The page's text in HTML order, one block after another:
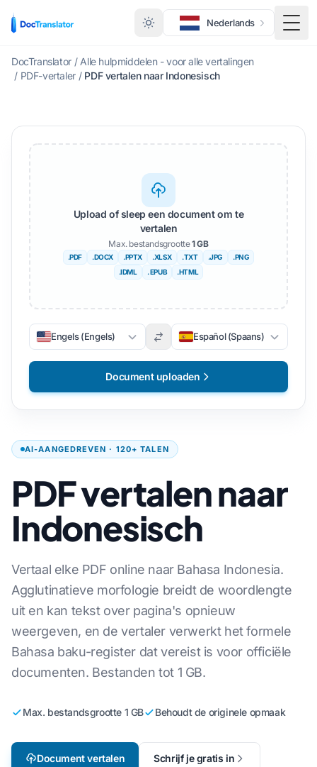
Nederlands
DocTranslator / Alle hulpmiddelen - voor alle vertalingen
/ PDF-vertaler / PDF vertalen naar Indonesisch
AI-AANGEDREVEN · 120+ TALEN
PDF vertalen naar
Indonesisch
Vertaal elke PDF online naar Bahasa Indonesia.
Agglutinatieve morfologie breidt de woordlengte
uit en kan tekst over pagina's opnieuw
weergeven, en de vertaler verwerkt het formele
Bahasa baku-register dat vereist is voor officiële
documenten. Bestanden tot 1 GB.
Max. bestandsgrootte 1 GB Behoudt de originele opmaak
Document vertalen Schrijf je gratis in
Upload of sleep een document om te
vertalen
Max. bestandsgrootte1 GB
.PDF .DOCX .PPTX .XLSX .TXT .JPG
.PNG
.IDML
. EPUB .HTML
Engels (Engels) Español (Spaans)
Document uploaden